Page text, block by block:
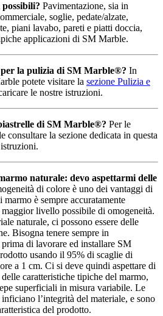
Pavimentazione, sia in
soglie, pedate/alzate,
piani lavabo, pareti e piatti doccia,
applicazioni di SM Marble.
la pulizia di SM Marble®? In
potete visitare la sezione Pulizia e
le nostre istruzioni.
di SM Marble®? Per le
consultare la sezione dedicata in questa
naturale: devo aspettarmi delle
di colore è uno dei vantaggi di
è sempre accuratamente
livello possibile di omogeneità.
naturale, ci possono essere delle
Bisogna tenere sempre in
di lavorare ed installare SM
usando il 95% di scaglie di
a 1 cm. Ci si deve quindi aspettare di
caratteristiche tipiche del marmo,
superficiali in misura variabile. Le
l’integrità del materiale, e sono
del prodotto.